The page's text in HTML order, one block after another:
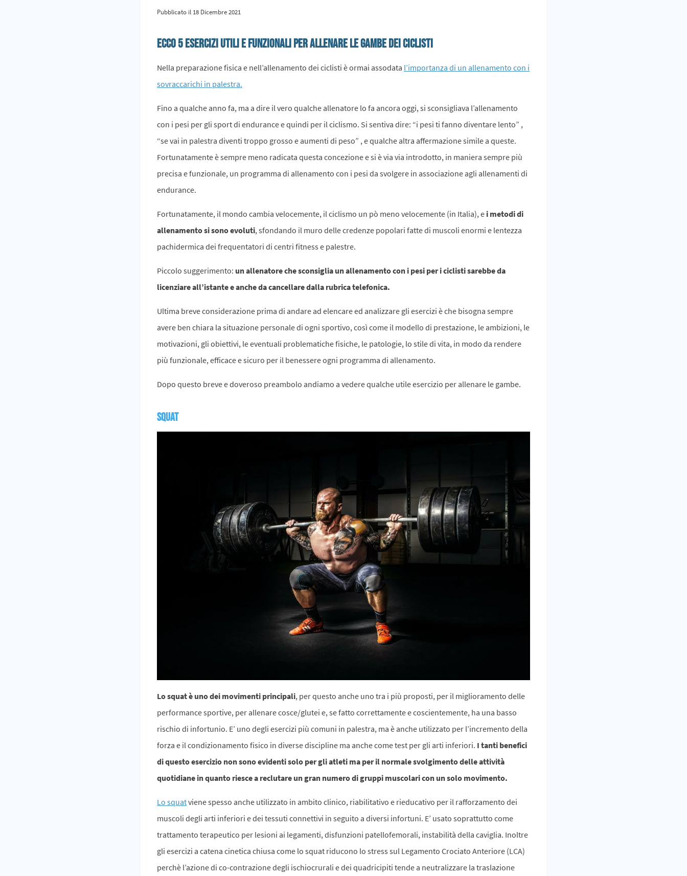
Pubblicato il 18 Dicembre 2021
Ecco 5 esercizi utili e funzionali per allenare le gambe dei ciclisti
Nella preparazione fisica e nell’allenamento dei ciclisti è ormai assodata l’importanza di un allenamento con i
sovraccarichi in palestra.
Fino a qualche anno fa, ma a dire il vero qualche allenatore lo fa ancora oggi, si sconsigliava l’allenamento
con i pesi per gli sport di endurance e quindi per il ciclismo. Si sentiva dire: “i pesi ti fanno diventare lento” ,
“se vai in palestra diventi troppo grosso e aumenti di peso” , e qualche altra affermazione simile a queste.
Fortunatamente è sempre meno radicata questa concezione e si è via via introdotto, in maniera sempre più
precisa e funzionale, un programma di allenamento con i pesi da svolgere in associazione agli allenamenti di
endurance.
Fortunatamente, il mondo cambia velocemente, il ciclismo un pò meno velocemente (in Italia), e i metodi di
allenamento si sono evoluti, sfondando il muro delle credenze popolari fatte di muscoli enormi e lentezza
pachidermica dei frequentatori di centri fitness e palestre.
Piccolo suggerimento: un allenatore che sconsiglia un allenamento con i pesi per i ciclisti sarebbe da
licenziare all’istante e anche da cancellare dalla rubrica telefonica.
Ultima breve considerazione prima di andare ad elencare ed analizzare gli esercizi è che bisogna sempre
avere ben chiara la situazione personale di ogni sportivo, così come il modello di prestazione, le ambizioni, le
motivazioni, gli obiettivi, le eventuali problematiche fisiche, le patologie, lo stile di vita, in modo da rendere
più funzionale, efficace e sicuro per il benessere ogni programma di allenamento.
Dopo questo breve e doveroso preambolo andiamo a vedere qualche utile esercizio per allenare le gambe.
Squat
Lo squat è uno dei movimenti principali, per questo anche uno tra i più proposti, per il miglioramento delle
performance sportive, per allenare cosce/glutei e, se fatto correttamente e coscientemente, ha una basso
rischio di infortunio. E’ uno degli esercizi più comuni in palestra, ma è anche utilizzato per l’incremento della
forza e il condizionamento fisico in diverse discipline ma anche come test per gli arti inferiori. I tanti benefici
di questo esercizio non sono evidenti solo per gli atleti ma per il normale svolgimento delle attività
quotidiane in quanto riesce a reclutare un gran numero di gruppi muscolari con un solo movimento.
Lo squatviene spesso anche utilizzato in ambito clinico, riabilitativo e rieducativo per il rafforzamento dei
muscoli degli arti inferiori e dei tessuti connettivi in seguito a diversi infortuni. E’ usato soprattutto come
trattamento terapeutico per lesioni ai legamenti, disfunzioni patellofemorali, instabilità della caviglia. Inoltre
gli esercizi a catena cinetica chiusa come lo squat riducono lo stress sul Legamento Crociato Anteriore (LCA)
perchè l’azione di co-contrazione degli ischiocrurali e dei quadricipiti tende a neutralizzare la traslazione